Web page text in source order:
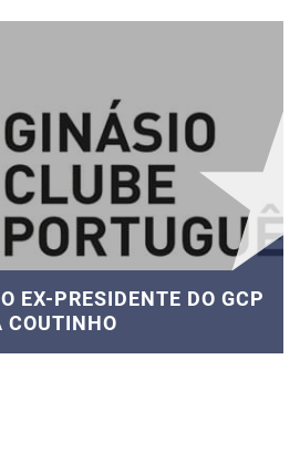
EX-PRESIDENTE DO GCP
COUTINHO